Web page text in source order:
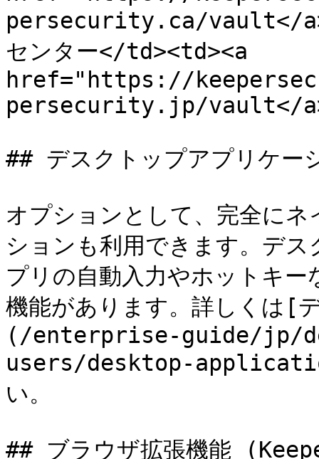
persecurity.ca/vault</
センター</td><td><a
href="https://
persecurity.jp/vault</
## デスクトップアプリケー
オプションとして、完全に
ションも利用できます。デ
プリの自動入力やホットキ
機能があります。詳しくは[
(/enterprise-guide/jp/
users/desktop-
い。
## ブラウザ拡張機能